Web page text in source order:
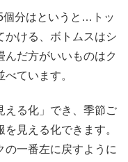
個分はというと…トッ
かける、ボトムスはシ
んだ方がいいものはク
ています。
える化」でき、季節ご
見える化できます。
の一番左に戻すように